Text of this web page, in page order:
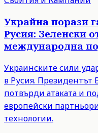
Украйна порази
Русия: Зеленски
международна
Украинските сили
в Русия.
потвърди атаката и
европейски
технологии.